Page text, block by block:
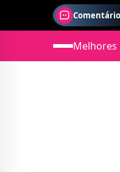
Melhores